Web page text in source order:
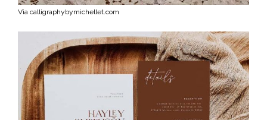
Via calligraphybymichellet.com